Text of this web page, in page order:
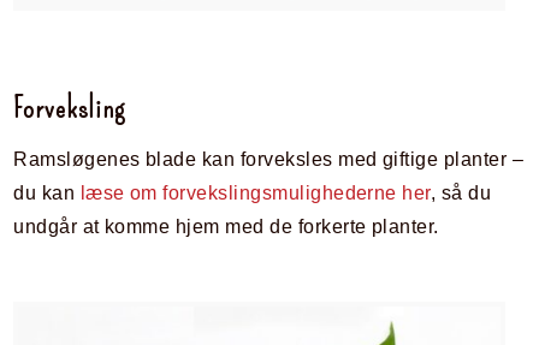
Forveksling
Ramsløgenes blade kan forveksles med giftige planter –
du kan læse om forvekslingsmulighederne her, så du
undgår at komme hjem med de forkerte planter.